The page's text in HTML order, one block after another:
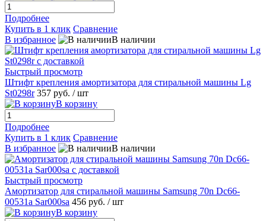
Подробнее
Купить в 1 клик Сравнение
В избранное
В наличии
Быстрый просмотр
Штифт крепления амортизатора для стиральной машины Lg
St0298r 357 руб. / шт
В корзину
Подробнее
Купить в 1 клик Сравнение
В избранное
В наличии
Быстрый просмотр
Амортизатор для стиральной машины Samsung 70n Dc66-
00531a Sar000sa 456 руб. / шт
В корзину